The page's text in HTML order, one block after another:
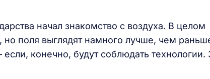
начал знакомство с воздуха. В целом
но поля выглядят намного лучше, чем
конечно, будут соблюдать технологии.